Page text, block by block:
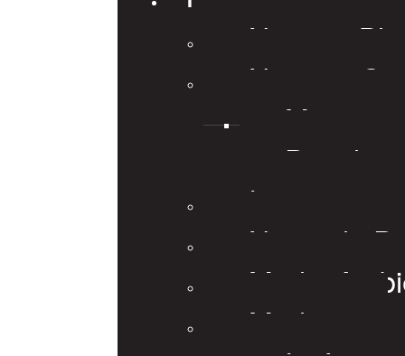
Nuestro
Noticias
Minera
Petrolera
Notas de
Medio
Medios